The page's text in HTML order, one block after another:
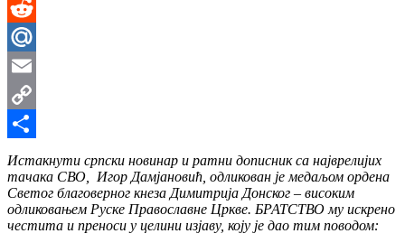
LinkedIn
Reddit
Mail.Ru
Email
Copy
Link
Share
Истакнути српски новинар и ратни дописник са најврелијих
тачака СВО, Игор Дамјановић, одликован је медаљом ордена
Светог благоверног кнеза Димитрија Донског – високим
одликовањем Руске Православне Цркве. БРАТСТВО му искрено
честита и преноси у целини изјаву, коју је дао тим поводом: